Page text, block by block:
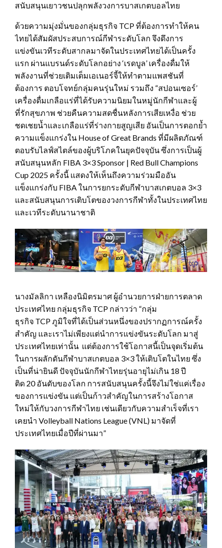
สนับสนุนเยาวชนปลุกพลังวงการบาสเกตบอลไทย
ด้วยความมุ่งมั่นของกลุ่มธุรกิจ TCP ที่ต้องการทำให้คน
ไทยได้สัมผัสประสบการณ์กีฬาระดับโลก จึงดึงการ
แข่งขันเวทีระดับสากลมาจัดในประเทศไทยได้เป็นครั้ง
แรก ผ่านแบรนด์ระดับโลกอย่าง ‘เรดบูล’ เครื่องดื่มให้
พลังงานที่ช่วยเติมเต็มเอเนอร์จี้ให้ทำตามแพสชันที่
ต้องการ ตอบโจทย์กลุ่มคนรุ่นใหม่ รวมถึง “สปอนเซอร์’
เครื่องดื่มเกลือแร่ที่ได้รับความนิยมในหมู่นักกีฬาและผู้
ที่รักสุขภาพ ช่วยคืนความสดชื่นหลังการเสียเหงื่อ ช่วย
ชดเชยน้ำและเกลือแร่ที่ร่างกายสูญเสีย อันเป็นการตอกย้ำ
ความแข็งแกร่งใน House of Great Brands ที่มีผลิตภัณฑ์
ตอบรับไลฟ์สไตล์ของผู้บริโภคในยุคปัจจุบัน ซึ่งการเป็นผู้
สนับสนุนหลัก FIBA 3×3 Sponsor | Red Bull Champions
Cup 2025 ครั้งนี้ แสดงให้เห็นถึงความร่วมมืออัน
แข็งแกร่งกับ FIBA ในการยกระดับกีฬาบาสเกตบอล 3×3
และสนับสนุนการเติบโตของวงการกีฬาทั้งในประเทศไทย
และเวทีระดับนานาชาติ
นางมัลลิกา เหลืองนิมิตรมาศ ผู้อำนวยการฝ่ายการตลาด
ประเทศไทย กลุ่มธุรกิจ TCP กล่าวว่า “กลุ่ม
ธุรกิจ TCPภูมิใจที่ได้เป็นส่วนหนึ่งของปรากฏการณ์ครั้ง
สำคัญ และเราไม่เพียงแต่นำการแข่งขันระดับโลก มาสู่
ประเทศไทยเท่านั้น แต่ต้องการใช้โอกาสนี้เป็นจุดเริ่มต้น
ในการผลักดันกีฬาบาสเกตบอล 3×3ให้เติบโตในไทย ซึ่ง
เป็นที่น่ายินดี ปัจจุบันนักกีฬาไทยรุ่นอายุไม่เกิน 18 ปี
ติด 20อันดับของโลก การสนับสนุนครั้งนี้จึงไม่ใช่แค่เรื่อง
ของการแข่งขัน แต่เป็นก้าวสำคัญในการสร้างโอกาส
ใหม่ให้กับวงการกีฬาไทย เช่นเดียวกับความสำเร็จที่เรา
เคยนำ Volleyball Nations League(VNL) มาจัดที่
ประเทศไทยเมื่อปีที่ผ่านมา”